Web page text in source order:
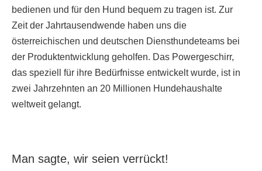
bedienen und für den Hund bequem zu tragen ist. Zur
Zeit der Jahrtausendwende haben uns die
österreichischen und deutschen Diensthundeteams bei
der Produktentwicklung geholfen. Das Powergeschirr,
das speziell für ihre Bedürfnisse entwickelt wurde, ist in
zwei Jahrzehnten an 20 Millionen Hundehaushalte
weltweit gelangt.
Man sagte, wir seien verrückt!